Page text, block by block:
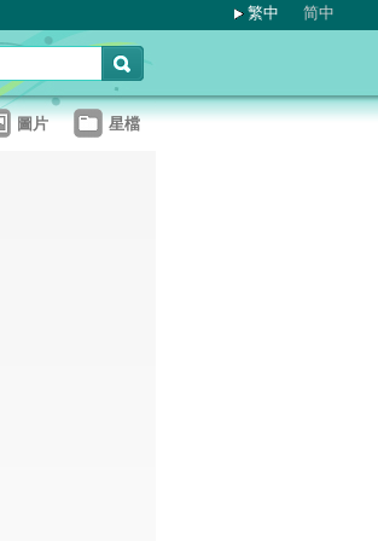
繁中 简中
圖片 星檔